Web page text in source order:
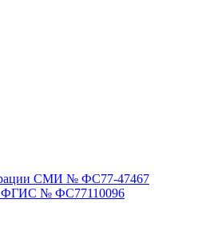
СМИ № ФС77-47467
ФГИС № ФС77110096